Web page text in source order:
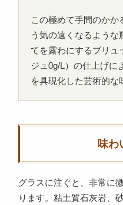
この極めて手間のかか
う気の遠くなるよう
てを露わにするブリュ
ジュ0g/L）の仕上げに
を具現化した芸術的な
味わ
グラスに注ぐと、非常に
ります。粘土質石灰岩、